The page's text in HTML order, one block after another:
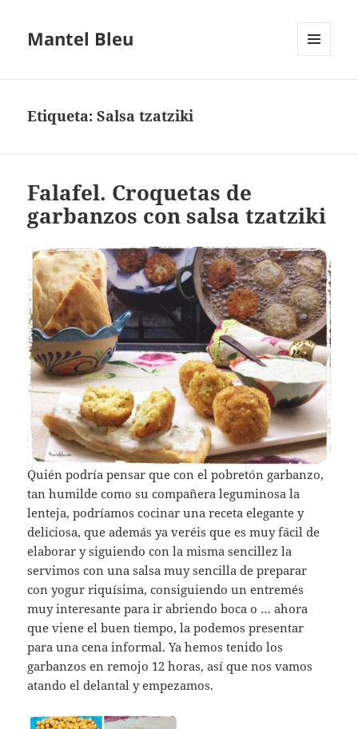
Mantel Bleu
Etiqueta:Salsa tzatziki
Falafel. Croquetas de
garbanzos con salsa tzatziki
Quién podría pensar que con el pobretón garbanzo,
tan humilde como su compañera leguminosa la
lenteja, podríamos cocinar una receta elegante y
deliciosa, que además ya veréis que es muy fácil de
elaborar y siguiendo con la misma sencillez la
servimos con una salsa muy sencilla de preparar
con yogur riquísima, consiguiendo un entremés
muy interesante para ir abriendo boca o … ahora
que viene el buen tiempo, la podemos presentar
para una cena informal. Ya hemos tenido los
garbanzos en remojo 12 horas, así que nos vamos
atando el delantal y empezamos.